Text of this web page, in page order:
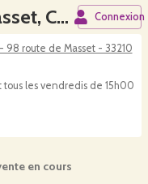
Ferme des 2 rivières - Masset, Castillon de Castets Connexion
98 route de Masset - 33210
les vendredis de 15h00
en cours